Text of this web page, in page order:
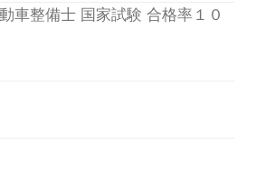
車整備士 国家試験 合格率１０